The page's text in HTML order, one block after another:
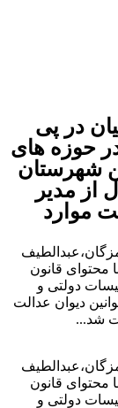
در پی
حوزه های
شهرستان
از مدیر
موارد
محتوای قانون
دولتی و
دیوان عدالت
شد...
محتوای قانون
دولتی و